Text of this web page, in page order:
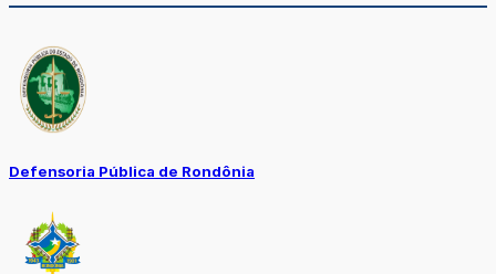
Defensoria Pública de Rondônia